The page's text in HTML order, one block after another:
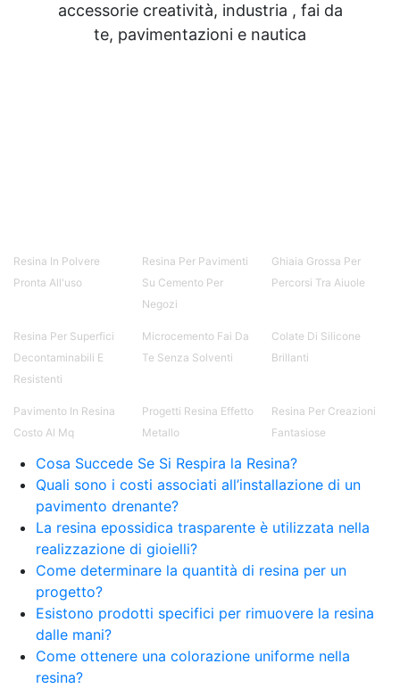
accessorie creatività, industria , fai da
te, pavimentazioni e nautica
Resina In Polvere
Pronta All'uso
Resina Per Pavimenti
Su Cemento Per
Negozi
Ghiaia Grossa Per
Percorsi Tra Aiuole
Resina Per Superfici
Decontaminabili E
Resistenti
Microcemento Fai Da
Te Senza Solventi
Colate Di Silicone
Brillanti
Pavimento In Resina
Costo Al Mq
Progetti Resina Effetto
Metallo
Resina Per Creazioni
Fantasiose
Cosa Succede Se Si Respira la Resina?
Quali sono i costi associati all’installazione di un
pavimento drenante?
La resina epossidica trasparente è utilizzata nella
realizzazione di gioielli?
Come determinare la quantità di resina per un
progetto?
Esistono prodotti specifici per rimuovere la resina
dalle mani?
Come ottenere una colorazione uniforme nella
resina?